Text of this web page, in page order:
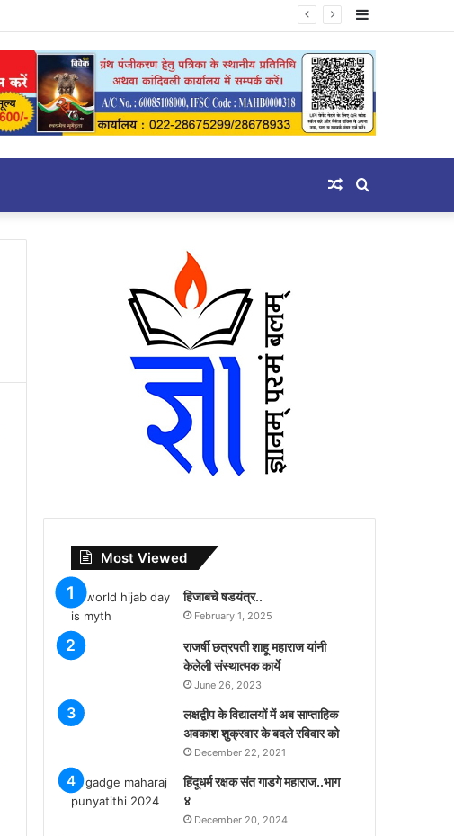
Search
Random
Most Viewed
हिजाबचे षडयंत्र..
February 1, 2025
राजर्षी छत्रपती शाहू महाराज यांनी
केलेली संस्थात्मक कार्ये
June 26, 2023
लक्षद्वीप के विद्यालयों में अब साप्ताहिक
अवकाश शुक्रवार के बदले रविवार को
December 22, 2021
हिंदूधर्म रक्षक संत गाडगे महाराज..भाग
४
December 20, 2024